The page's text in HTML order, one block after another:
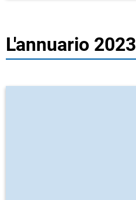
L'annuario 2023